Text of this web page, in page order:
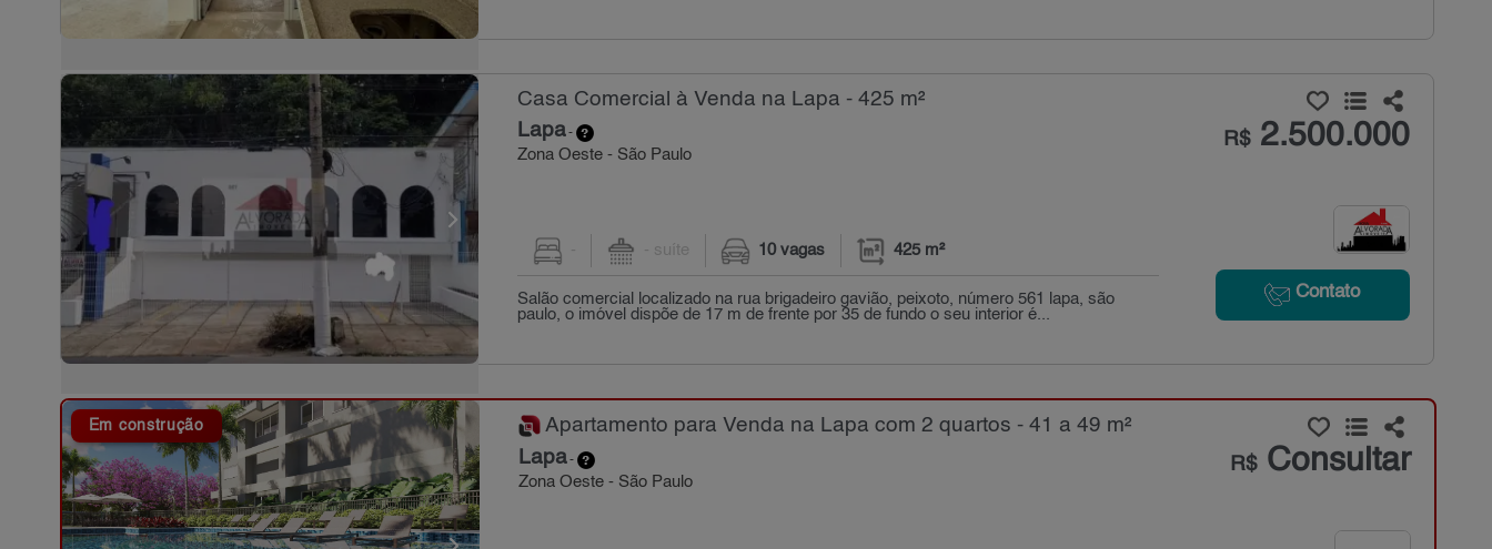
Casa Comercial à Venda na Lapa - 425 m²
Lapa-
Zona Oeste - São Paulo
R$2.500.000
Contato
- - suíte 10 vagas 425 m²
Salão comercial localizado na rua brigadeiro gavião, peixoto, número 561 lapa, são
paulo, o imóvel dispõe de 17 m de frente por 35 de fundo o seu interior é...
Em construção Apartamento para Venda na Lapa com 2 quartos - 41 a 49 m²
Lapa-
Zona Oeste - São Paulo
R$Consultar